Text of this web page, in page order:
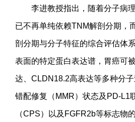
李进教授指出，随着分子病理
已不再单纯依赖TNM解剖分期，
剖分期与分子特征的综合评估体
表面的特定蛋白表达谱，胃癌可
达、CLDN18.2高表达等多种分
错配修复（MMR）状态及PD-L1
（CPS）以及FGFR2b等标志物